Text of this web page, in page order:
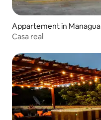
Appartement in Managua
Casa real